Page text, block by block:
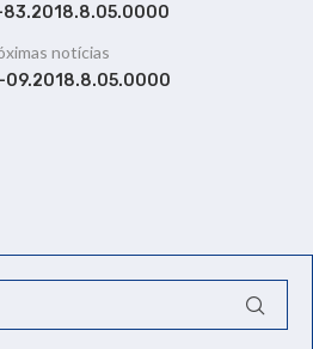
83.2018.8.05.0000
notícias